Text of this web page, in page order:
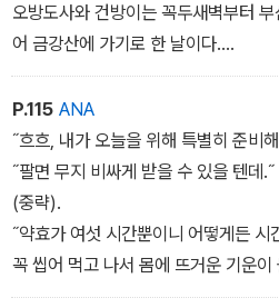
오방도사와 건방이는 꼭두새벽부터
어 금강산에 가기로 한 날이다.
도시락이 든 괴나리봇짐을 떼면서 건
˝진짜 돈 안 갖고 가도 돼요? 대체 거기
P.115 ANA
˝흐흐, 내가 오늘을 위해 특별히 준비
˝팔면 무지 비싸게 받을 수 있을 텐데.˝
(중략).
˝약효가 여섯 시간뿐이니 어떻게든
꼭 씹어 먹고 나서 몸에 뜨거운 기운이
기‘를 세 번 외치거라.˝